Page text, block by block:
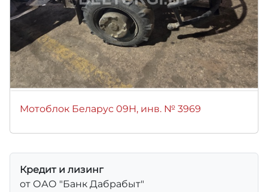
Мотоблок Беларус 09Н, инв. № 3969
Кредит и лизинг
от ОАО "Банк Дабрабыт"